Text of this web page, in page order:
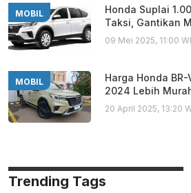
MOBIL
Honda Suplai
Taksi, Gantikan
09 Mei 2025, 11:00
MOBIL
Harga Honda
2024 Lebih
20 April 2025, 13:20
Trending Tags